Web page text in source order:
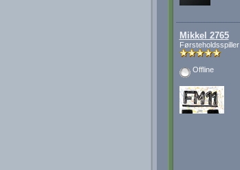
Mikkel 2765
Førsteholdsspiller
Offline